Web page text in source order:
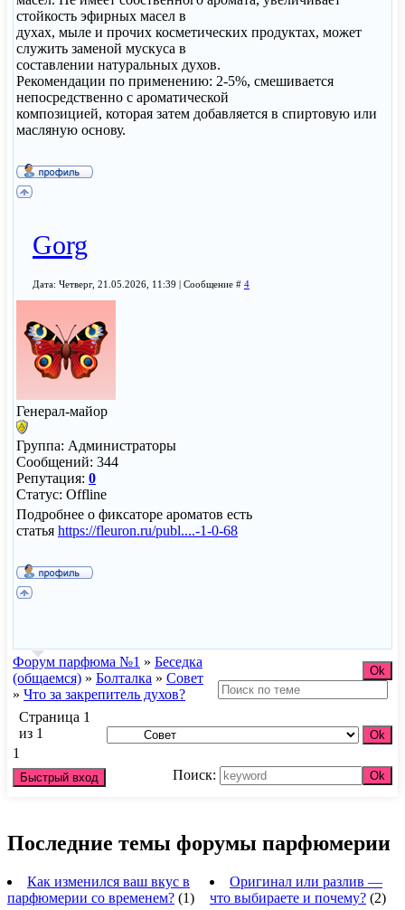
стойкость эфирных масел в
духах, мыле и прочих косметических продуктах, может
служить заменой мускуса в
составлении натуральных духов.
Рекомендации по применению: 2-5%, смешивается
непосредственно с ароматической
композицией, которая затем добавляется в спиртовую или
масляную основу.
Gorg
Дата: Четверг, 21.05.2026, 11:39 | Сообщение # 4
Генерал-майор
Группа: Администраторы
Сообщений: 344
Репутация: 0
Статус: Offline
Подробнее о фиксаторе ароматов есть
статья https://fleuron.ru/publ....-1-0-68
Форум парфюма №1 » Беседка
(общаемся) » Болталка » Совет
» Что за закрепитель духов?
Страница 1
из 1
1
Поиск:
Последние темы форумы парфюмерии
Как изменился ваш вкус в
парфюмерии со временем? (1)
Оригинал или разлив —
что выбираете и почему? (2)